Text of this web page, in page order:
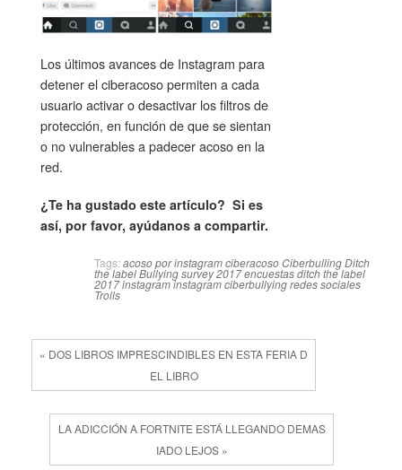
Los últimos avances de Instagram para
detener el ciberacoso permiten a cada
usuario activar o desactivar los filtros de
protección, en función de que se sientan
o no vulnerables a padecer acoso en la
red.
¿Te ha gustado este artículo? Si es
así, por favor, ayúdanos a compartir.
Tags: acoso por instagramciberacosoCiberbullingDitch
the label Bullying survey 2017encuestas ditch the label
2017instagraminstagram ciberbullyingredes sociales
Trolls
« DOS LIBROS IMPRESCINDIBLES EN ESTA FERIA D
EL LIBRO
LA ADICCIÓN A FORTNITE ESTÁ LLEGANDO DEMAS
IADO LEJOS »